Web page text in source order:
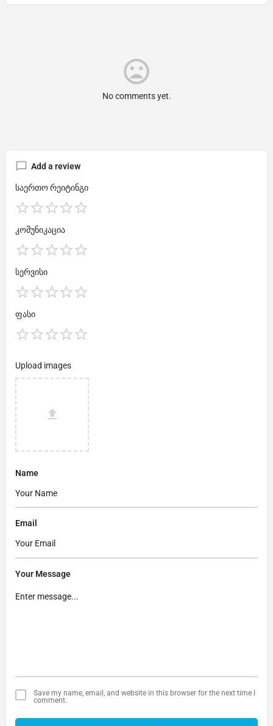
No comments yet.
Add a review
საერთო რეიტინგი
კომუნიკაცია
სერვისი
ფასი
Upload images
Name
Email
Your Message
Save my name, email, and website in this browser for the next time I
comment.